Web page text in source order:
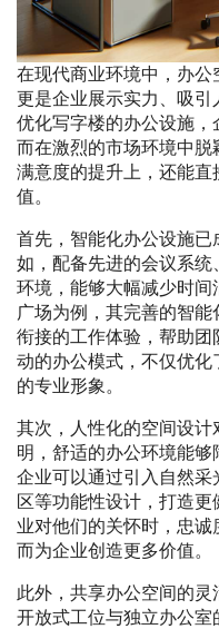
在现代商业环境中，办公
更是企业展示实力、吸
优化写字楼的办公设施，
而在激烈的市场环境中脱
满意度的提升上，还能
值。
首先，智能化办公设施已
如，配备先进的会议系
环境，能够大幅减少时
广场为例，其完善的智
衔接的工作体验，帮助
动的办公模式，不仅优
的专业形象。
其次，人性化的空间设
明，舒适的办公环境能够
企业可以通过引入自然采
区等功能性设计，打造
业对他们的关怀时，忠
而为企业创造更多价值。
此外，共享办公空间的灵
开放式工位与独立办公室